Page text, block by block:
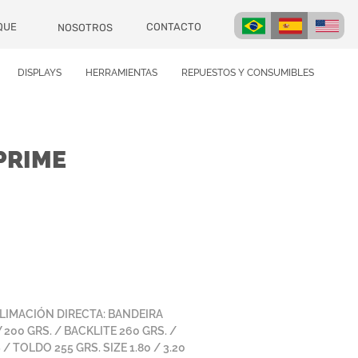
NOSOTROS CONTACTO
DISPLAYS HERRAMIENTAS REPUESTOS Y CONSUMIBLES
DIRECTA: BANDEIRA
200 GRS. / BACKLITE 260 GRS. /
/ TOLDO 255 GRS. SIZE 1.80 / 3.20